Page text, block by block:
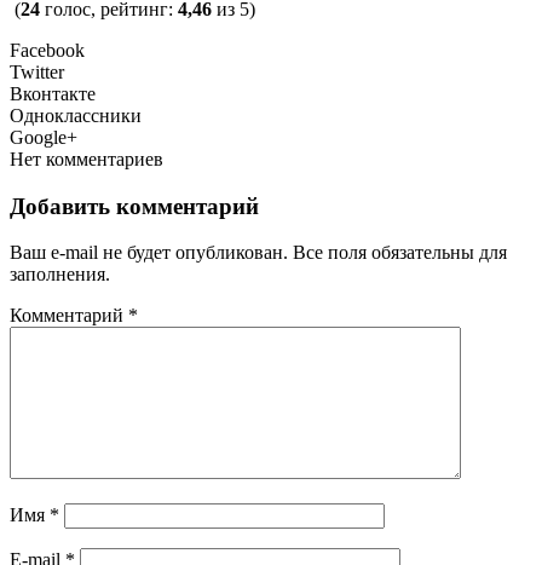
(24 голос, рейтинг: 4,46 из 5)
Facebook
Twitter
Вконтакте
Одноклассники
Google+
Нет комментариев
Добавить комментарий
Ваш e-mail не будет опубликован. Все поля обязательны для
заполнения.
Комментарий *
Имя *
E-mail *